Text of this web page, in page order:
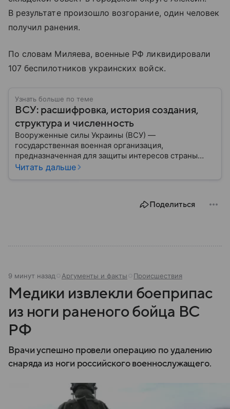
В результате произошло возгорание, один человек
получил ранения.
По словам Миляева, военные РФ ликвидировали
107 беспилотников украинских войск.
Узнать больше по теме
ВСУ: расшифровка, история создания,
структура и численность
Вооруженные силы Украины (ВСУ) —
государственная военная организация,
предназначенная для защиты интересов страны
военным путем. Была создана после
Читать дальше
Поделиться
9 минут назад Аргументы и факты Происшествия
Медики извлекли боеприпас
из ноги раненого бойца ВС
РФ
Врачи успешно провели операцию по удалению
снаряда из ноги российского военнослужащего.